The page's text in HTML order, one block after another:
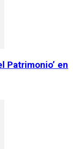
Patrimonio’ en